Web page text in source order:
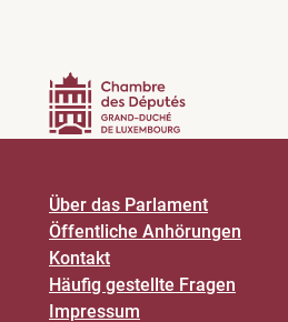
Über das Parlament
Öffentliche Anhörungen
Kontakt
Häufig gestellte Fragen
Impressum